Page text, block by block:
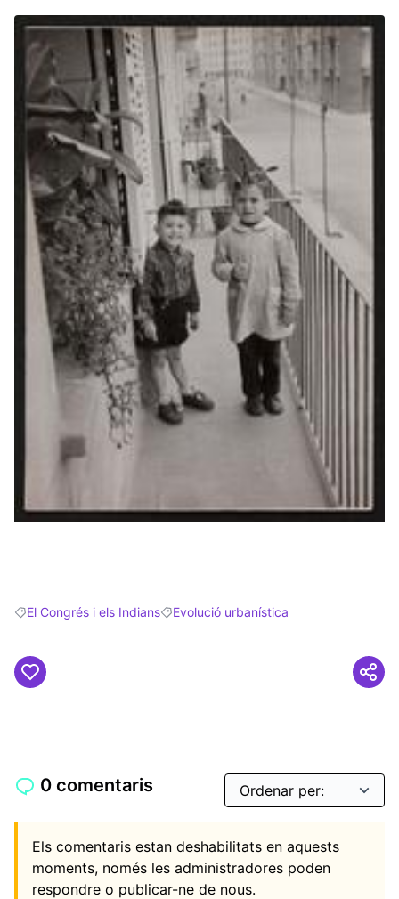
Resultats en filtrar per: El Congrés i els Indians
El Congrés i els IndiansResultats en filtrar per: Evolució
Evolució urbanística
0 comentaris
Els comentaris estan deshabilitats en aquests
moments, només les administradores poden
respondre o publicar-ne de nous.